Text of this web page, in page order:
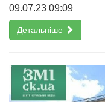
09.07.23 09:09
Детальніше